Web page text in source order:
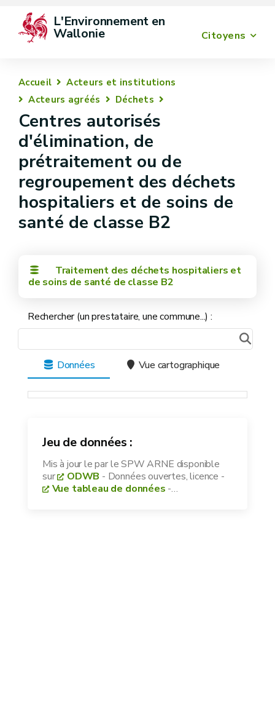
Citoyens
L'Environnement en
Wallonie
Accueil
Acteurs et institutions
Acteurs agréés
Déchets
Centres autorisés
d'élimination, de
prétraitement ou de
regroupement des déchets
hospitaliers et de soins de
santé de classe B2
Traitement des déchets hospitaliers et
de soins de santé de classe B2
Rechercher (un prestataire, une commune...) :
Données Vue cartographique
Jeu de données :
Mis à jour lepar le SPW ARNE disponible
sur
ODWB - Données ouvertes, licence -
Vue tableau de données -